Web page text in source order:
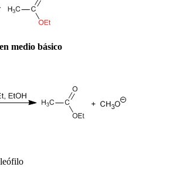
medio básico